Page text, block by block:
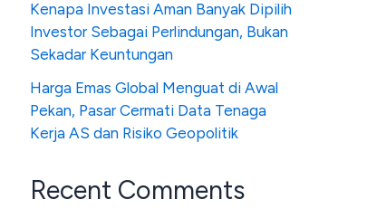
Kenapa Investasi Aman Banyak Dipilih
Investor Sebagai Perlindungan, Bukan
Sekadar Keuntungan
Harga Emas Global Menguat di Awal
Pekan, Pasar Cermati Data Tenaga
Kerja AS dan Risiko Geopolitik
Recent Comments